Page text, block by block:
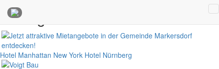
Anzeigen
Hotel Manhattan New York Hotel Nürnberg